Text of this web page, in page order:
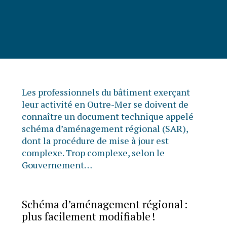
Les professionnels du bâtiment exerçant
leur activité en Outre-Mer se doivent de
connaître un document technique appelé
schéma d’aménagement régional (SAR),
dont la procédure de mise à jour est
complexe. Trop complexe, selon le
Gouvernement…
Schéma d’aménagement régional :
plus facilement modifiable !